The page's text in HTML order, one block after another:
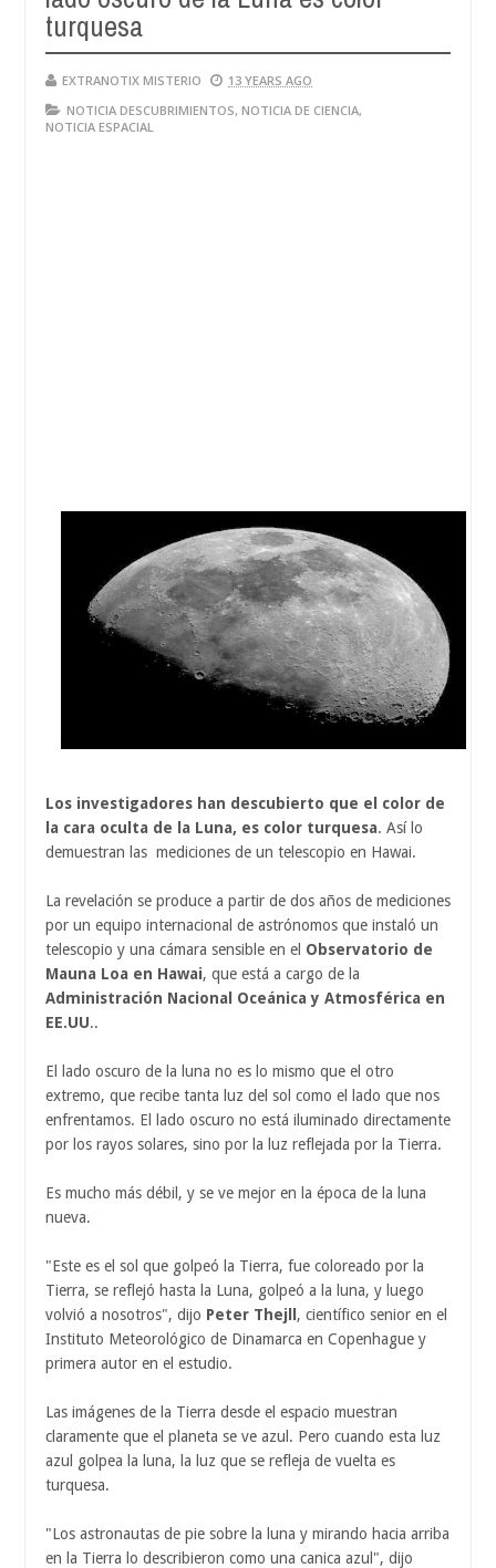
turquesa
EXTRANOTIX MISTERIO
13 YEARS AGO
NOTICIA DESCUBRIMIENTOS, NOTICIA DE CIENCIA,
NOTICIA ESPACIAL
Los investigadores han descubierto que el color de
la cara oculta de la Luna, es color turquesa. Así lo
demuestran las mediciones de un telescopio en Hawai.
La revelación se produce a partir de dos años de mediciones
por un equipo internacional de astrónomos que instaló un
telescopio y una cámara sensible en el Observatorio de
Mauna Loa en Hawai, que está a cargo de la
Administración Nacional Oceánica y Atmosférica en
EE.UU..
El lado oscuro de la luna no es lo mismo que el otro
extremo, que recibe tanta luz del sol como el lado que nos
enfrentamos. El lado oscuro no está iluminado directamente
por los rayos solares, sino por la luz reflejada por la Tierra.
Es mucho más débil, y se ve mejor en la época de la luna
nueva.
"Este es el sol que golpeó la Tierra, fue coloreado por la
Tierra, se reflejó hasta la Luna, golpeó a la luna, y luego
volvió a nosotros", dijo Peter Thejll , científico senior en el
Instituto Meteorológico de Dinamarca en Copenhague y
primera autor en el estudio.
Las imágenes de la Tierra desde el espacio muestran
claramente que el planeta se ve azul. Pero cuando esta luz
azul golpea la luna, la luz que se refleja de vuelta es
turquesa.
"Los astronautas de pie sobre la luna y mirando hacia arriba
en la Tierra lo describieron como una canica azul", dijo